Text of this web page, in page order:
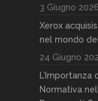
3 Giugno 2026
Xerox
nel mondo
24 Giugno
Normativa